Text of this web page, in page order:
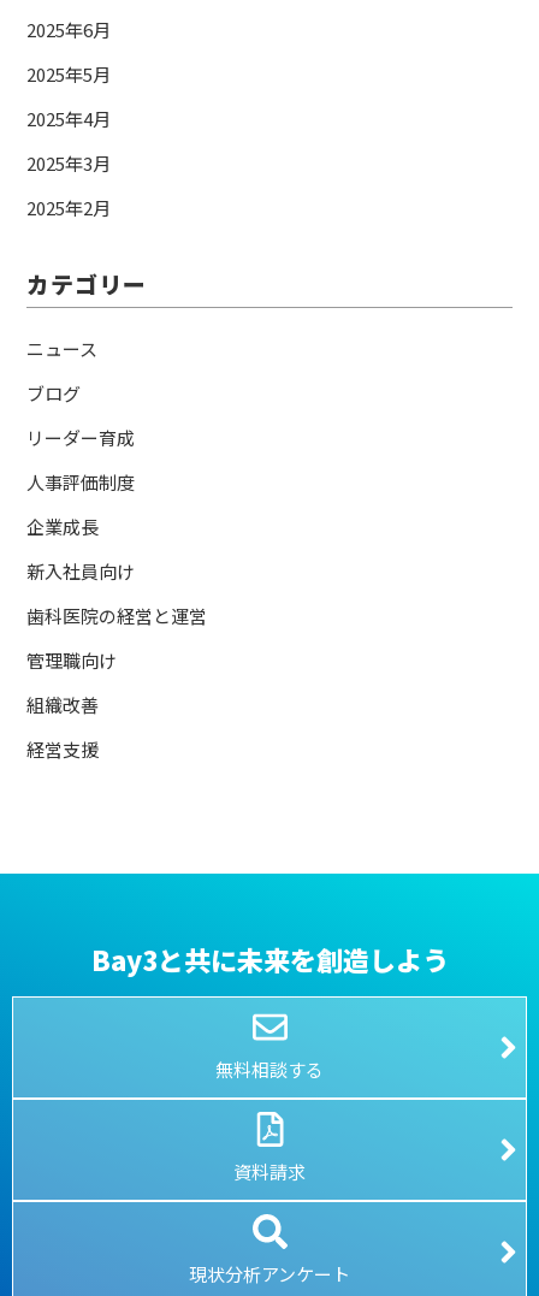
2025年6月
2025年5月
2025年4月
2025年3月
2025年2月
カテゴリー
ニュース
ブログ
リーダー育成
人事評価制度
企業成長
新入社員向け
歯科医院の経営と運営
管理職向け
組織改善
経営支援
Bay3と共に未来を創造しよう
無料相談する
資料請求
現状分析アンケート